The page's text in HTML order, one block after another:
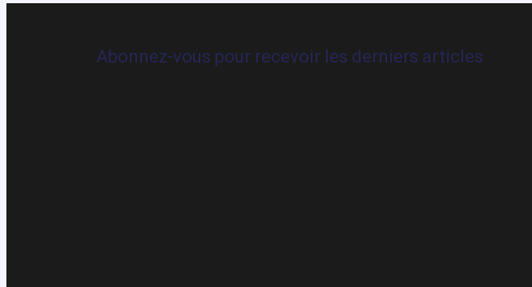
Abonnez-vous pour recevoir les derniers articles